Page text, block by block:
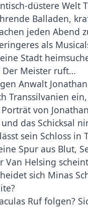
düstere Welt
Balladen,
jeden Abend
als
Stadt
Der Meister ruft…
Anwalt
Transsilvanien
von
das Schicksal
sein Schloss
Spur aus Blut,
Van Helsing
sich Minas
Ruf folgen?